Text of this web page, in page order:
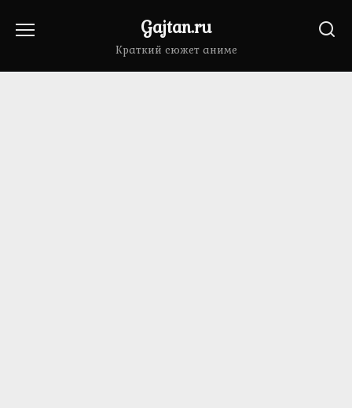
Gajtan.ru
Краткий сюжет аниме